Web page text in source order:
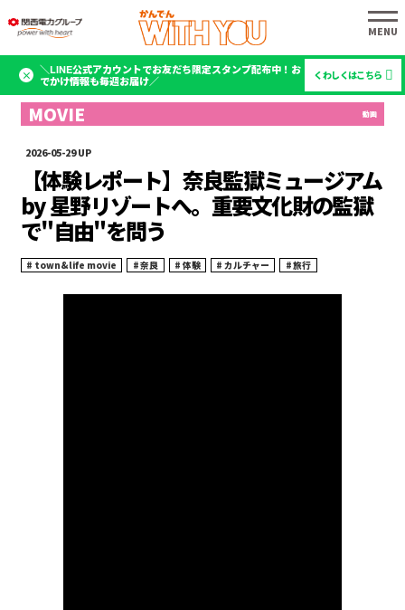
＼LINE公式アカウントでお友だち限定スタンプ配布中！お
でかけ情報も毎週お届け／
くわしくはこちら
【体験レポート】奈良監獄ミュージアム
by 星野リゾートへ。重要文化財の監獄
で"自由"を問う
2026-05-29
town&life movie 奈良 体験 カルチャー 旅行